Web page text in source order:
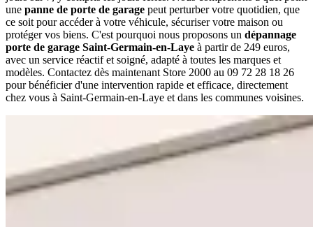
une panne de porte de garage peut perturber votre quotidien, que
ce soit pour accéder à votre véhicule, sécuriser votre maison ou
protéger vos biens. C'est pourquoi nous proposons un dépannage
porte de garage Saint-Germain-en-Laye à partir de 249 euros,
avec un service réactif et soigné, adapté à toutes les marques et
modèles. Contactez dès maintenant Store 2000 au 09 72 28 18 26
pour bénéficier d'une intervention rapide et efficace, directement
chez vous à Saint-Germain-en-Laye et dans les communes voisines.